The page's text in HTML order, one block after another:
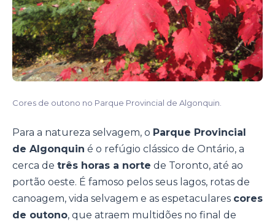
Cores de outono no Parque Provincial de Algonquin.
Para a natureza selvagem, o Parque Provincial
de Algonquin é o refúgio clássico de Ontário, a
cerca de três horas a norte de Toronto, até ao
portão oeste. É famoso pelos seus lagos, rotas de
canoagem, vida selvagem e as espetaculares cores
de outono, que atraem multidões no final de